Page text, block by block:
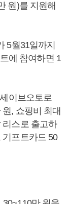
원)를 지원해
5월31일까지
에 참여하면 1
이브오토로
, 쇼핑비 최대
리스로 출고하
기프트카드 50